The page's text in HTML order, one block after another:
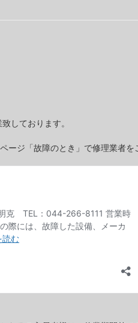
しております。
ージ「故障のとき」で修理業者